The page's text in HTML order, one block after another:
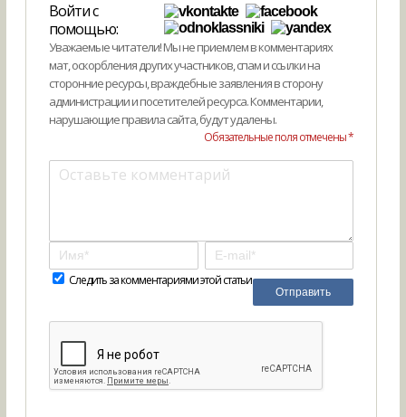
Войти с
помощью:
Уважаемые читатели! Мы не приемлем в комментариях
мат, оскорбления других участников, спам и ссылки на
сторонние ресурсы, враждебные заявления в сторону
администрации и посетителей ресурса. Комментарии,
нарушающие правила сайта, будут удалены.
Обязательные поля отмечены *
Следить за комментариями этой статьи